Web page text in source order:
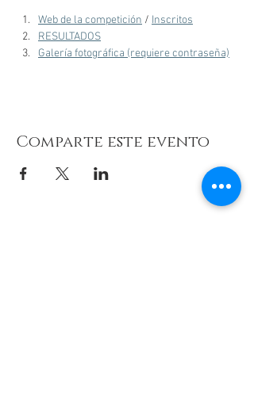
Web de la competición / Inscritos
RESULTADOS
Galería fotográfica (requiere contraseña)
Comparte este evento